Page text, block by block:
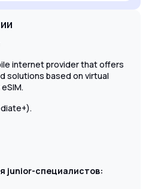
internet provider that offers
solutions based on virtual
junior-специалистов: